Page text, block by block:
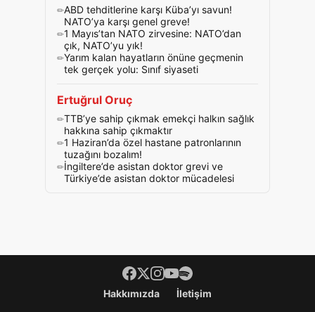
ABD tehditlerine karşı Küba’yı savun!
NATO’ya karşı genel greve!
1 Mayıs’tan NATO zirvesine: NATO’dan
çık, NATO’yu yık!
Yarım kalan hayatların önüne geçmenin
tek gerçek yolu: Sınıf siyaseti
Ertuğrul Oruç
TTB’ye sahip çıkmak emekçi halkın sağlık
hakkına sahip çıkmaktır
1 Haziran’da özel hastane patronlarının
tuzağını bozalım!
İngiltere’de asistan doktor grevi ve
Türkiye’de asistan doktor mücadelesi
Footer menüHakkımızda İletişim